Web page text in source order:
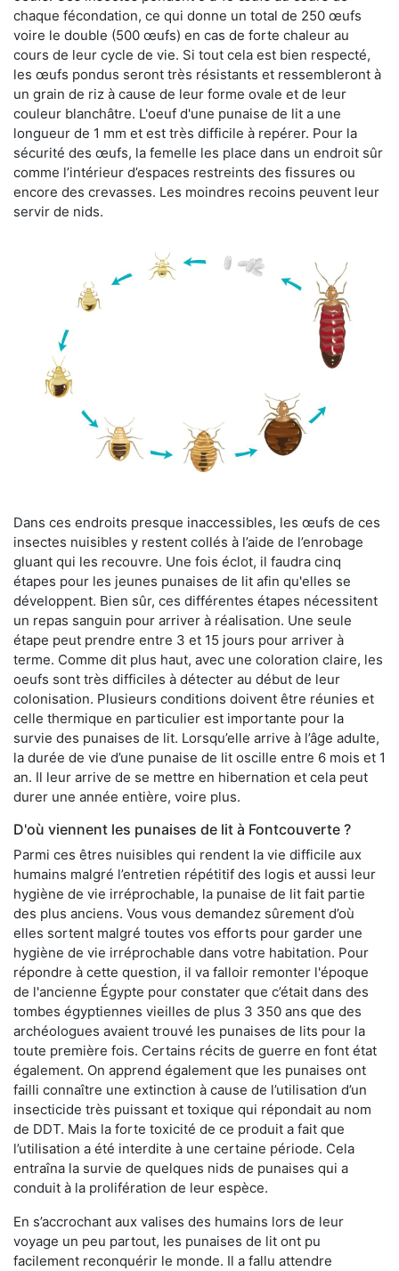
chaque fécondation, ce qui donne un total de 250 œufs
voire le double (500 œufs) en cas de forte chaleur au
cours de leur cycle de vie. Si tout cela est bien respecté,
les œufs pondus seront très résistants et ressembleront à
un grain de riz à cause de leur forme ovale et de leur
couleur blanchâtre. L'oeuf d'une punaise de lit a une
longueur de 1 mm et est très difficile à repérer. Pour la
sécurité des œufs, la femelle les place dans un endroit sûr
comme l’intérieur d’espaces restreints des fissures ou
encore des crevasses. Les moindres recoins peuvent leur
servir de nids.
Dans ces endroits presque inaccessibles, les œufs de ces
insectes nuisibles y restent collés à l’aide de l’enrobage
gluant qui les recouvre. Une fois éclot, il faudra cinq
étapes pour les jeunes punaises de lit afin qu'elles se
développent. Bien sûr, ces différentes étapes nécessitent
un repas sanguin pour arriver à réalisation. Une seule
étape peut prendre entre 3 et 15 jours pour arriver à
terme. Comme dit plus haut, avec une coloration claire, les
oeufs sont très difficiles à détecter au début de leur
colonisation. Plusieurs conditions doivent être réunies et
celle thermique en particulier est importante pour la
survie des punaises de lit. Lorsqu’elle arrive à l’âge adulte,
la durée de vie d’une punaise de lit oscille entre 6 mois et 1
an. Il leur arrive de se mettre en hibernation et cela peut
durer une année entière, voire plus.
D'où viennent les punaises de lit à Fontcouverte ?
Parmi ces êtres nuisibles qui rendent la vie difficile aux
humains malgré l’entretien répétitif des logis et aussi leur
hygiène de vie irréprochable, la punaise de lit fait partie
des plus anciens. Vous vous demandez sûrement d’où
elles sortent malgré toutes vos efforts pour garder une
hygiène de vie irréprochable dans votre habitation. Pour
répondre à cette question, il va falloir remonter l'époque
de l'ancienne Égypte pour constater que c’était dans des
tombes égyptiennes vieilles de plus 3 350 ans que des
archéologues avaient trouvé les punaises de lits pour la
toute première fois. Certains récits de guerre en font état
également. On apprend également que les punaises ont
failli connaître une extinction à cause de l’utilisation d’un
insecticide très puissant et toxique qui répondait au nom
de DDT. Mais la forte toxicité de ce produit a fait que
l’utilisation a été interdite à une certaine période. Cela
entraîna la survie de quelques nids de punaises qui a
conduit à la prolifération de leur espèce.
En s’accrochant aux valises des humains lors de leur
voyage un peu partout, les punaises de lit ont pu
facilement reconquérir le monde. Il a fallu attendre